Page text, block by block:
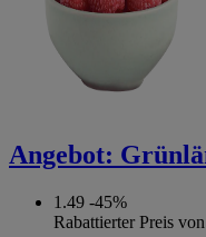
Angebot:
1.49 -45%
Rabattierter Preis